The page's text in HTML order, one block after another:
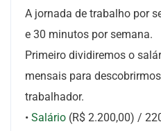
A jornada de trabalho por
e 30 minutos por semana.
Primeiro dividiremos o
mensais para
trabalhador.
• Salário (R$ 2.200,00) /